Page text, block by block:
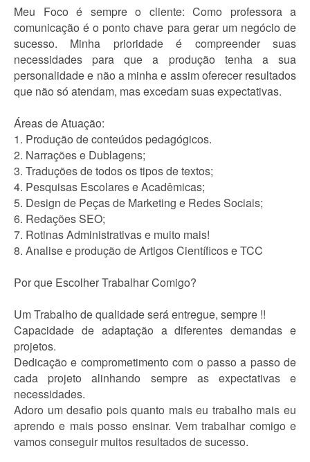
Meu Foco é sempre o cliente: Como professora a
comunicação é o ponto chave para gerar um negócio de
sucesso. Minha prioridade é compreender suas
necessidades para que a produção tenha a sua
personalidade e não a minha e assim oferecer resultados
que não só atendam, mas excedam suas expectativas.
Áreas de Atuação:
1. Produção de conteúdos pedagógicos.
2. Narrações e Dublagens;
3. Traduções de todos os tipos de textos;
4. Pesquisas Escolares e Acadêmicas;
5. Design de Peças de Marketing e Redes Sociais;
6. Redações SEO;
7. Rotinas Administrativas e muito mais!
8. Analise e produção de Artigos Científicos e TCC
Por que Escolher Trabalhar Comigo?
Um Trabalho de qualidade será entregue, sempre !!
Capacidade de adaptação a diferentes demandas e
projetos.
Dedicação e comprometimento com o passo a passo de
cada projeto alinhando sempre as expectativas e
necessidades.
Adoro um desafio pois quanto mais eu trabalho mais eu
aprendo e mais posso ensinar. Vem trabalhar comigo e
vamos conseguir muitos resultados de sucesso.